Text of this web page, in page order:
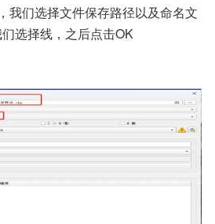
我们选择文件保存路径以及命名文
选择线，之后点击OK